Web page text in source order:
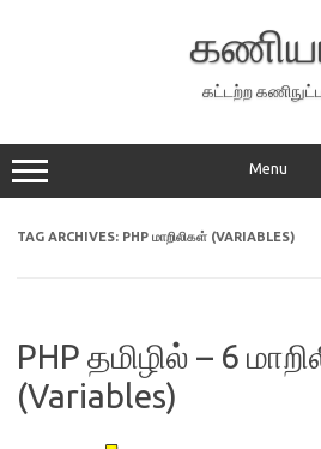
கட்டற்ற
Menu
TAG ARCHIVES: PHP மாறிலிகள் (VARIABLES)
PHP தமிழில் – 6
(Variables)